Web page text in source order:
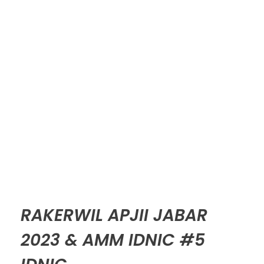
RAKERWIL APJII JABAR
2023 & AMM IDNIC #5